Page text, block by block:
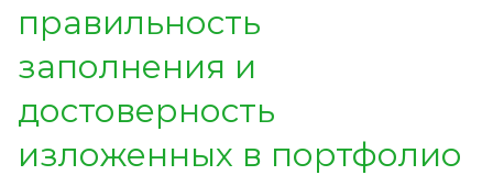
правильность
заполнения и
достоверность
изложенных в портфолио